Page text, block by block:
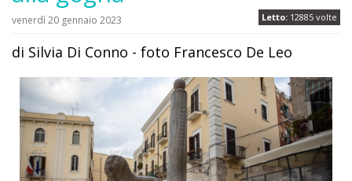
Letto: 12885 volte
venerdì 20 gennaio 2023
di Silvia Di Conno - foto Francesco De Leo